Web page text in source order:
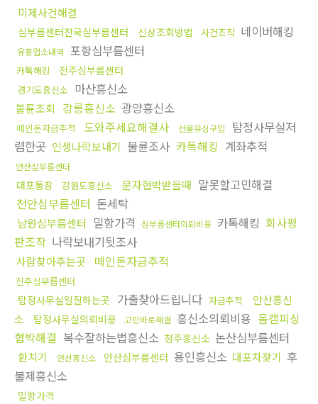
미제사건해결
심부름센터전국심부름센터 신상조회방법 사건조작 네이버해킹
유흥업소내역 포항심부름센터
카톡해킹 전주심부름센터
경기도흥신소 마산흥신소
불륜조회 강릉흥신소 광양흥신소
떼인돈자금추적 도와주세요해결사 선불유심구입
탐정사무실저
렴한곳 인생나락보내기 불륜조사 카톡해킹 계좌추적
안산심부름센터
대포통장 강원도흥신소 문자협박받을때 말못할고민해결
천안심부름센터 돈세탁
남원심부름센터 밀항가격 심부름센터의뢰비용 카톡해킹 회사평
판조작 나락보내기뒷조사
사람찾아주는곳 떼인돈자금추적
진주심부름센터
탐정사무실일잘하는곳 가출찾아드립니다 자금추적
안산흥신
소
탐정사무실의뢰비용 고민바로해결 흥신소의뢰비용 몸캠피싱
협박해결 복수잘하는법흥신소 청주흥신소 논산심부름센터
환치기 안산흥신소 안산심부름센터 용인흥신소 대포차찾기 후
불제흥신소
밀항가격